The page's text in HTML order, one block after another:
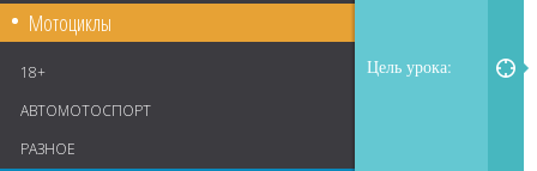
Мотоциклы
18+
АВТОМОТОСПОРТ
РАЗНОЕ
Цель урока: